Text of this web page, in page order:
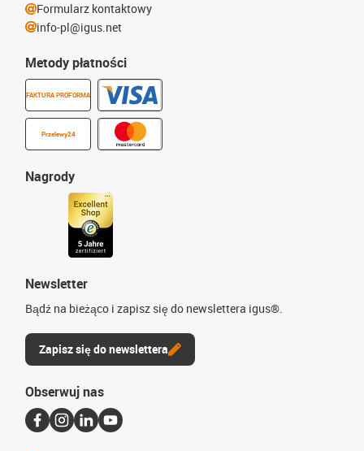
Metody płatności
FAKTURA PROFORMA
Przelewy24
Nagrody
Newsletter
Bądź na bieżąco i zapisz się do newslettera igus®.
Zapisz się do newslettera
Formularz kontaktowy
info-pl@igus.net
Obserwuj nas